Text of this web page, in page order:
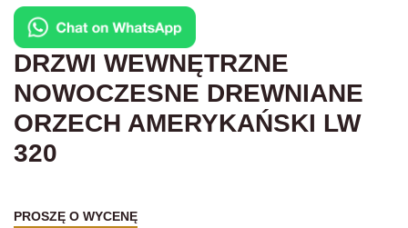
DRZWI WEWNĘTRZNE
NOWOCZESNE DREWNIANE
ORZECH AMERYKAŃSKI LW
320
PROSZĘ O WYCENĘ